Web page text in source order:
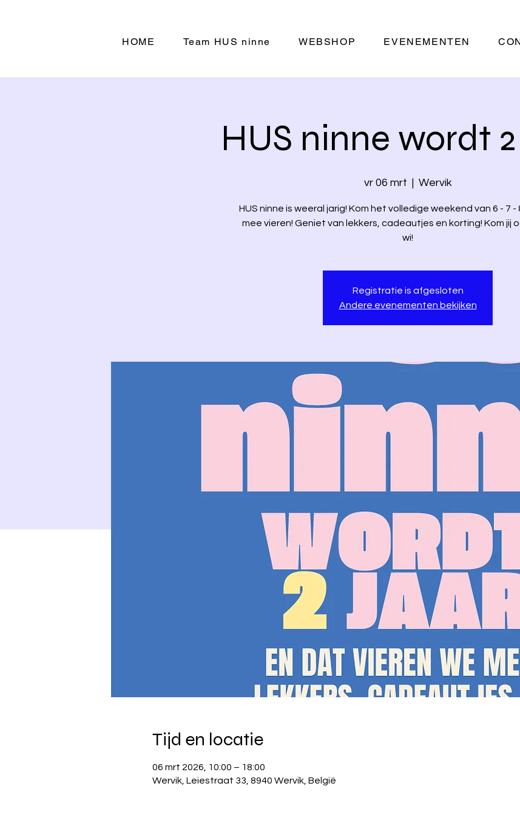
HOME Team HUS ninne WEBSHOP EVENEMENTEN
HUS ninne wordt
vr 06 mrt
  |
Wervik
HUS ninne is weeral jarig! Kom het volledige weekend van 6 - 7 -
mee vieren! Geniet van lekkers, cadeautjes en korting! Kom jij
wi!
Registratie is afgesloten
Andere evenementen bekijken
Tijd en locatie
06 mrt 2026, 10:00 – 18:00
Wervik, Leiestraat 33, 8940 Wervik, België